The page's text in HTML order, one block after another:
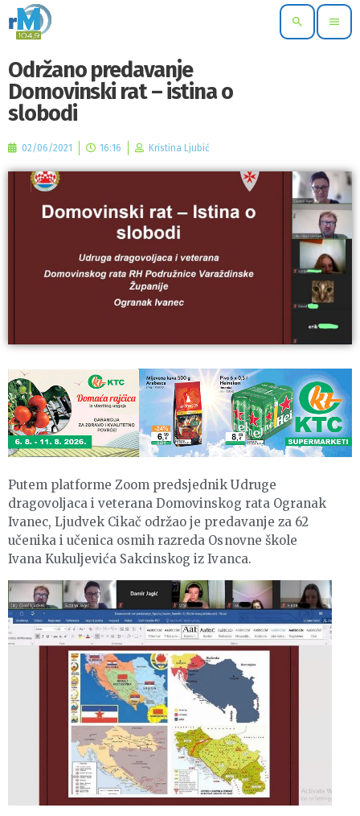
search menu
Održano predavanje
Domovinski rat – istina o
slobodi
02/06/2021 16:16 Kristina Ljubić
Putem platforme Zoom predsjednik Udruge
dragovoljaca i veterana Domovinskog rata Ogranak
Ivanec, Ljudvek Cikač održao je predavanje za 62
učenika i učenica osmih razreda Osnovne škole
Ivana Kukuljevića Sakcinskog iz Ivanca.